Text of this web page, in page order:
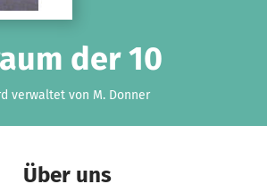
der 10
verwaltet von M. Donner
Über uns